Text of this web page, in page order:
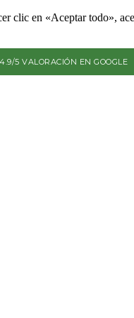
clic en «Aceptar todo»,
4.9/5 VALORACIÓN EN GOOGLE